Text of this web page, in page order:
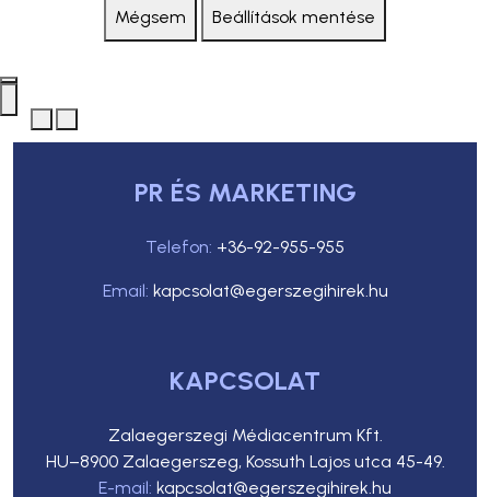
Mégsem Beállítások mentése
PR ÉS MARKETING
Telefon: +36-92-955-955
Email: kapcsolat@egerszegihirek.hu
KAPCSOLAT
Zalaegerszegi Médiacentrum Kft.
HU–8900 Zalaegerszeg, Kossuth Lajos utca 45-49.
E-mail: kapcsolat@egerszegihirek.hu